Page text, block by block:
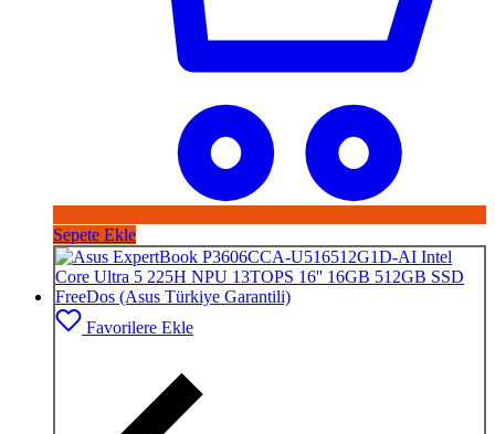
Sepete Ekle
Favorilere Ekle